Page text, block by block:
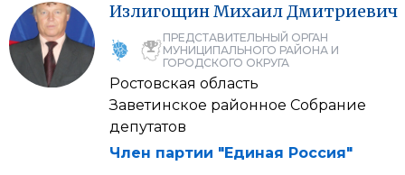
ИзлигощинМихаилДмитриевич
ПРЕДСТАВИТЕЛЬНЫЙ ОРГАН
МУНИЦИПАЛЬНОГО РАЙОНА И
ГОРОДСКОГО ОКРУГА
Ростовская область
Заветинское районное Собрание
депутатов
Член партии "Единая Россия"